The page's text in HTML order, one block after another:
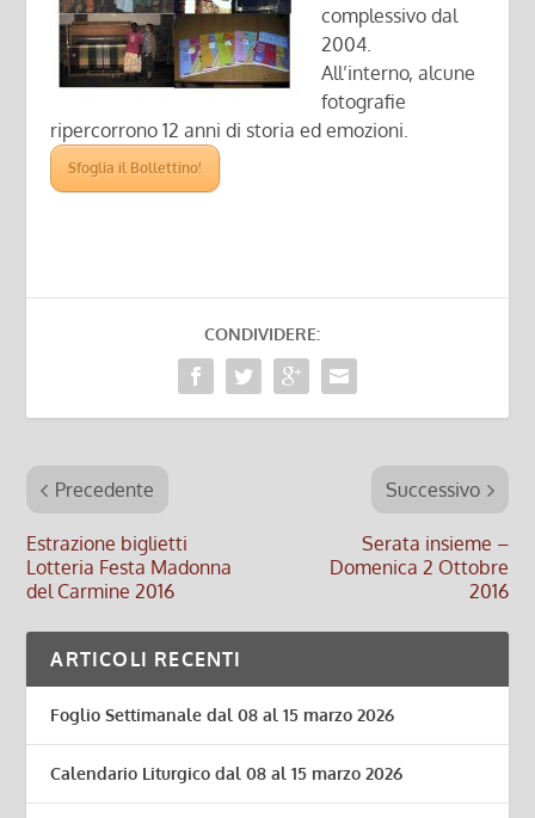
complessivo dal
2004.
All’interno, alcune
fotografie
ripercorrono 12 anni di storia ed emozioni.
Sfoglia il Bollettino!
CONDIVIDERE:
Precedente
Estrazione biglietti
Lotteria Festa Madonna
del Carmine 2016
Successivo
Serata insieme –
Domenica 2 Ottobre
2016
ARTICOLI RECENTI
Foglio Settimanale dal 08 al 15 marzo 2026
Calendario Liturgico dal 08 al 15 marzo 2026